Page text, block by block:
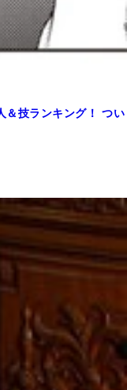
＆技ランキング！ つい